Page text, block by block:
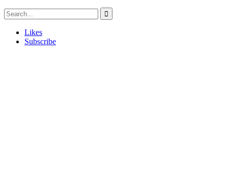
Likes
Subscribe